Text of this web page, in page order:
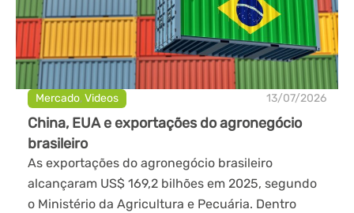
Mercado,Videos 13/07/2026
China, EUA e exportações do agronegócio
brasileiro
As exportações do agronegócio brasileiro
alcançaram US$ 169,2 bilhões em 2025, segundo
o Ministério da Agricultura e Pecuária. Dentro